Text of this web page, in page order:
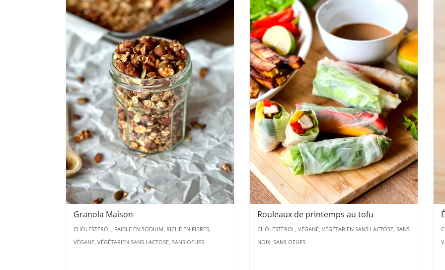
Granola Maison
CHOLESTÉROL, FAIBLE EN SODIUM, RICHE EN FIBRES,
VÉGANE, VÉGÉTARIEN SANS LACTOSE, SANS OEUFS
Rouleaux de printemps au tofu
CHOLESTÉROL, VÉGANE, VÉGÉTARIEN SANS LACTOSE, SANS
NOIX, SANS OEUFS